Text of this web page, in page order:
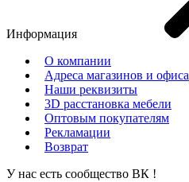
Информация
О компании
Адреса магазинов и офиса
Наши реквизиты
3D расстановка мебели
Оптовым покупателям
Рекламации
Возврат
У нас есть сообщество ВК !